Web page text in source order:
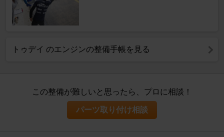
トゥデイ のエンジンの整備手帳を見る
この整備が難しいと思ったら、プロに相談！
パーツ取り付け相談